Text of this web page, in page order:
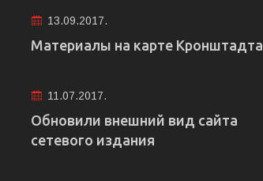
13.09.2017.
Материалы на карте Кронштадта
11.07.2017.
Обновили внешний вид сайта
сетевого издания